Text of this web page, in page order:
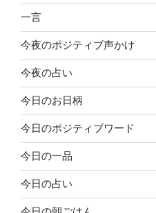
一言
今夜のポジティブ声かけ
今夜の占い
今日のお日柄
今日のポジティブワード
今日の一品
今日の占い